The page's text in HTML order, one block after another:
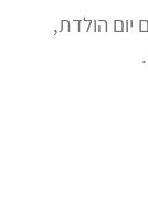
יום הולדת,